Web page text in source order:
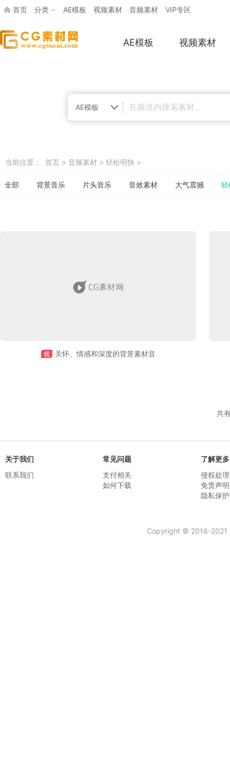
首页 分类 AE模板 视频素材 音频素材 VIP专区
AE模板 视频素材
AE模板
当前位置： 首页 > 音频素材 > 轻松明快 >
全部 背景音乐 片头音乐 音效素材 大气震撼 轻
关怀、情感和深度的背景素材音
共
关于我们
联系我们
常见问题
支付相关
如何下载
了解更多
侵权处理
免责声明
隐私保护
Copyright © 2016-2021